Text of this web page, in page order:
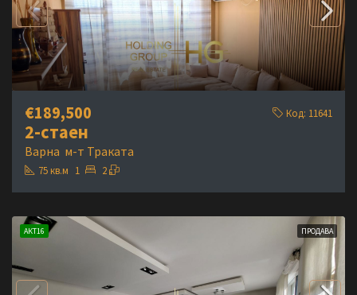
€189,500 Код: 11641
2-стаен
Варна м-т Траката
75 кв.м 1 2
ПРОДАВА
АКТ16